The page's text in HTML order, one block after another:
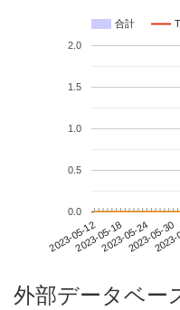
合計
2023-05-122023-05-182023-05-242023-05-30
0.0
0.5
1.0
1.5
2.0
外部データベー